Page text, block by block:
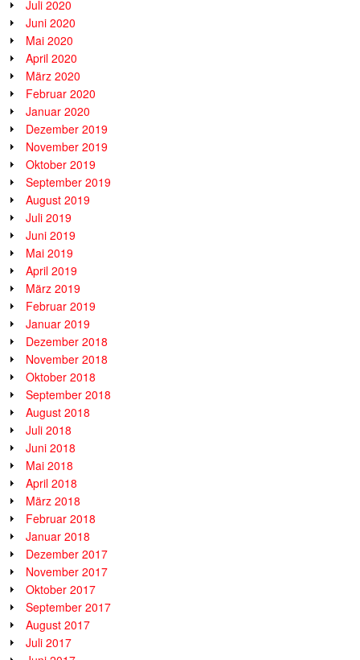
Juli 2020
Juni 2020
Mai 2020
April 2020
März 2020
Februar 2020
Januar 2020
Dezember 2019
November 2019
Oktober 2019
September 2019
August 2019
Juli 2019
Juni 2019
Mai 2019
April 2019
März 2019
Februar 2019
Januar 2019
Dezember 2018
November 2018
Oktober 2018
September 2018
August 2018
Juli 2018
Juni 2018
Mai 2018
April 2018
März 2018
Februar 2018
Januar 2018
Dezember 2017
November 2017
Oktober 2017
September 2017
August 2017
Juli 2017